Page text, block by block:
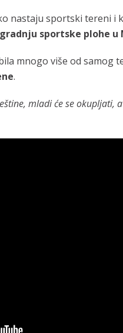
nastaju sportski tereni i
sportske plohe u
mnogo više od samog
.
mladi će se okupljati,